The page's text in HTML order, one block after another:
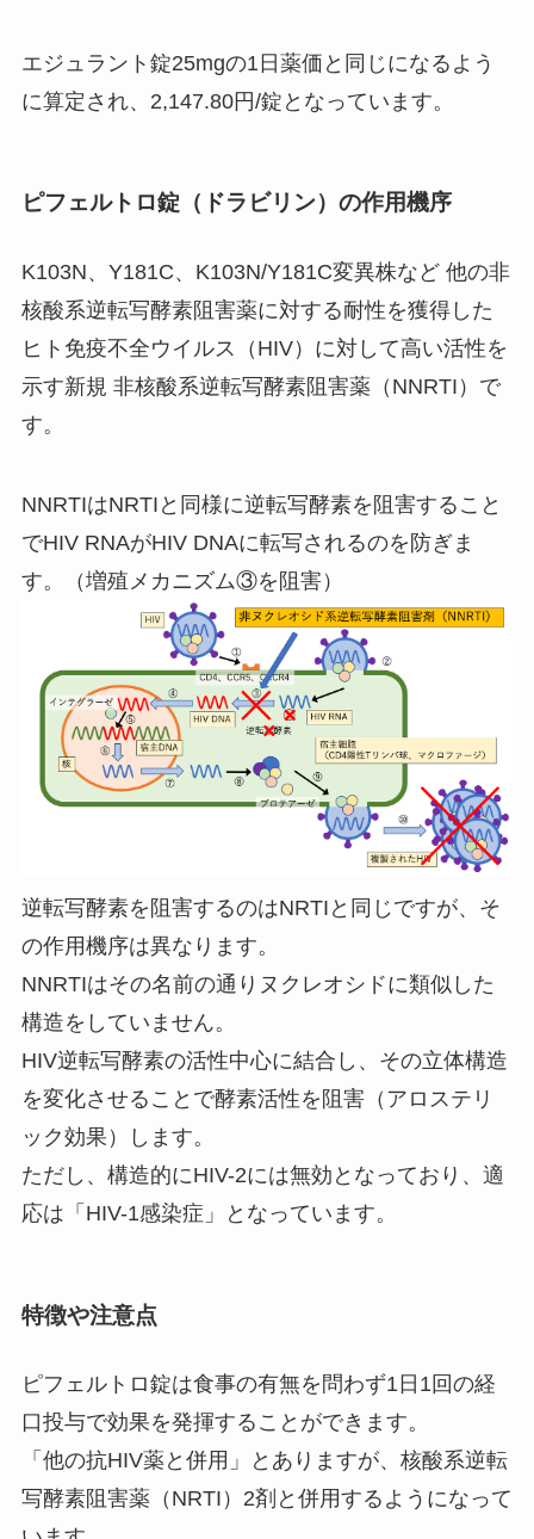
エジュラント錠25mgの1日薬価と同じになるよう
に算定され、2,147.80円/錠となっています。
ピフェルトロ錠（ドラビリン）の作用機序
K103N、Y181C、K103N/Y181C変異株など 他の非
核酸系逆転写酵素阻害薬に対する耐性を獲得した
ヒト免疫不全ウイルス（HIV）に対して高い活性を
示す新規 非核酸系逆転写酵素阻害薬（NNRTI）で
す。
NNRTIはNRTIと同様に逆転写酵素を阻害すること
でHIV RNAがHIV DNAに転写されるのを防ぎま
す。（増殖メカニズム③を阻害）
逆転写酵素を阻害するのはNRTIと同じですが、そ
の作用機序は異なります。
NNRTIはその名前の通りヌクレオシドに類似した
構造をしていません。
HIV逆転写酵素の活性中心に結合し、その立体構造
を変化させることで酵素活性を阻害（アロステリ
ック効果）します。
ただし、構造的にHIV-2には無効となっており、適
応は「HIV-1感染症」となっています。
特徴や注意点
ピフェルトロ錠は食事の有無を問わず1日1回の経
口投与で効果を発揮することができます。
「他の抗HIV薬と併用」とありますが、核酸系逆転
写酵素阻害薬（NRTI）2剤と併用するようになって